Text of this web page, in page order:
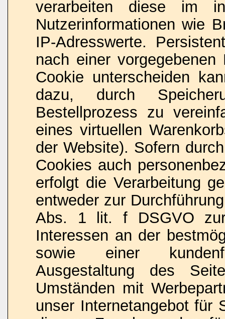
verarbeiten diese im
Nutzerinformationen wie
IP-Adresswerte.
nach einer
Cookie unterscheiden
dazu, durch
Bestellprozess zu
eines virtuellen
der Website). Sofern
Cookies auch
erfolgt die Verarbeitung
entweder zur
Abs. 1 lit. f DSGVO zur
Interessen an der
sowie einer
Ausgestaltung des
Umständen mit
unser Internetangebot für